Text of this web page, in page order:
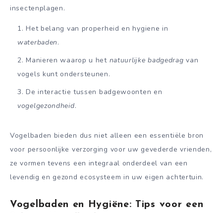
insectenplagen.
Het belang van properheid en hygiene in
waterbaden.
Manieren waarop u het natuurlijke badgedrag van
vogels kunt ondersteunen.
De interactie tussen badgewoonten en
vogelgezondheid.
Vogelbaden bieden dus niet alleen een essentiële bron
voor persoonlijke verzorging voor uw gevederde vrienden,
ze vormen tevens een integraal onderdeel van een
levendig en gezond ecosysteem in uw eigen achtertuin.
Vogelbaden en Hygiëne: Tips voor een